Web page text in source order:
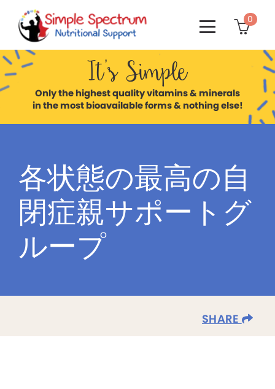
0
It’s Simple
Only the highest quality vitamins & minerals
in the most bioavailable forms & nothing else!
各状態の最高の自
閉症親サポートグ
ループ
SHARE